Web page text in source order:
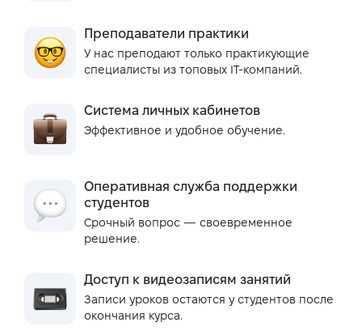
Преподаватели практики
У нас преподают только практикующие
специалисты из топовых IT-компаний.
Система личных кабинетов
Эффективное и удобное обучение.
Оперативная служба поддержки
студентов
Срочный вопрос — своевременное
решение.
Доступ к видеозаписям занятий
Записи уроков остаются у студентов после
окончания курса.